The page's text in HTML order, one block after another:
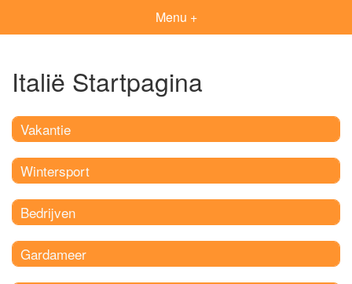
Menu +
Italië Startpagina
Vakantie
Wintersport
Bedrijven
Gardameer